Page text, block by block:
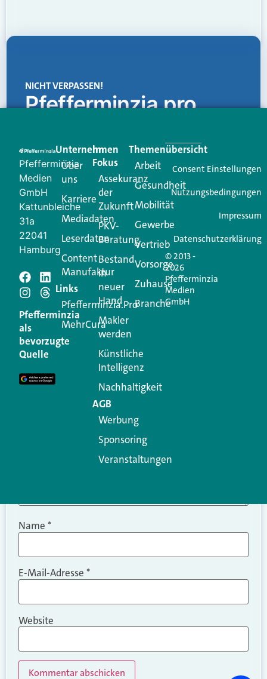
NICHT VERPASSEN!
Pfefferminzia.pro
Creator für Ihre Kundenkommunikation. Alles, was
Ihren Vertriebsalltag leichter macht. Mit nur einem
Login.
Jetzt anmelden
Schreiben Sie einen
Kommentar
Ihre E-Mail-Adresse wird nicht veröffentlicht.
Erforderliche Felder sind mit
Kommentar
Name *
E-Mail-Adresse *
Website
Pfefferminzia
Medien
GmbH
Kattunbleiche
31a
22041
Hamburg
Pfefferminzia
als
bevorzugte
Quelle
Unternehmen
Über
uns
Karriere
Mediadaten
Leserdaten
Content
Manufaktur
Links
Pfefferminzia.Pro
MehrCura
Im
Fokus
Assekuranz
der
Zukunft
PKV-
Beratung
Bestand
in
neuer
Hand
Makler
werden
Künstliche
Intelligenz
Nachhaltigkeit
AGB
Werbung
Sponsoring
Veranstaltungen
Themenübersicht
Arbeit
Gesundheit
Mobilität
Gewerbe
Vertrieb
Vorsorge
Zuhause
Branche
© 2013 -
2026
Pfefferminzia
Medien
GmbH
Consent Einstellungen
Nutzungsbedingungen
Impressum
Datenschutzerklärung